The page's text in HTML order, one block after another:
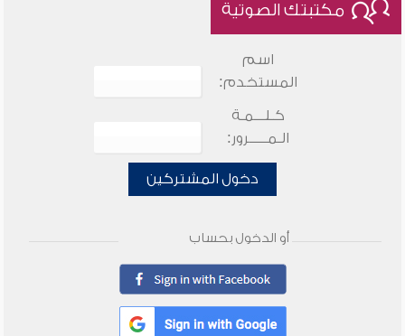
مكتبتك الصوتية
اسم
المستخدم:
كـلـــمـة
الـمـــــرور:
دخول المشتركين
أو الدخول بحساب